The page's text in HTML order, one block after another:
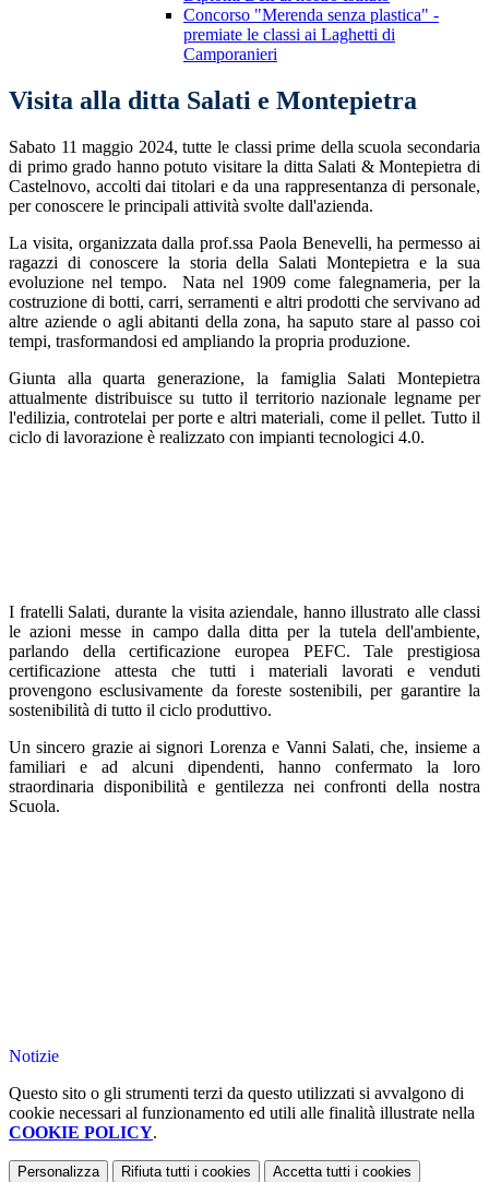
Concorso "Merenda senza plastica" -
premiate le classi ai Laghetti di
Camporanieri
Visita alla ditta Salati e Montepietra
Sabato 11 maggio 2024, tutte le classi prime della scuola secondaria
di primo grado hanno potuto visitare la ditta Salati & Montepietra di
Castelnovo, accolti dai titolari e da una rappresentanza di personale,
per conoscere le principali attività svolte dall'azienda.
La visita, organizzata dalla prof.ssa Paola Benevelli, ha permesso ai
ragazzi di conoscere la storia della Salati Montepietra e la sua
evoluzione nel tempo. Nata nel 1909 come falegnameria, per la
costruzione di botti, carri, serramenti e altri prodotti che servivano ad
altre aziende o agli abitanti della zona, ha saputo stare al passo coi
tempi, trasformandosi ed ampliando la propria produzione.
Giunta alla quarta generazione, la famiglia Salati Montepietra
attualmente distribuisce su tutto il territorio nazionale legname per
l'edilizia, controtelai per porte e altri materiali, come il pellet. Tutto il
ciclo di lavorazione è realizzato con impianti tecnologici 4.0.
I fratelli Salati, durante la visita aziendale, hanno illustrato alle classi
le azioni messe in campo dalla ditta per la tutela dell'ambiente,
parlando della certificazione europea PEFC. Tale prestigiosa
certificazione attesta che tutti i materiali lavorati e venduti
provengono esclusivamente da foreste sostenibili, per garantire la
sostenibilità di tutto il ciclo produttivo.
Un sincero grazie ai signori Lorenza e Vanni Salati, che, insieme a
familiari e ad alcuni dipendenti, hanno confermato la loro
straordinaria disponibilità e gentilezza nei confronti della nostra
Scuola.
Notizie
Questo sito o gli strumenti terzi da questo utilizzati si avvalgono di
cookie necessari al funzionamento ed utili alle finalità illustrate nella
COOKIE POLICY.
Personalizza Rifiuta tutti i cookies Accetta tutti i cookies